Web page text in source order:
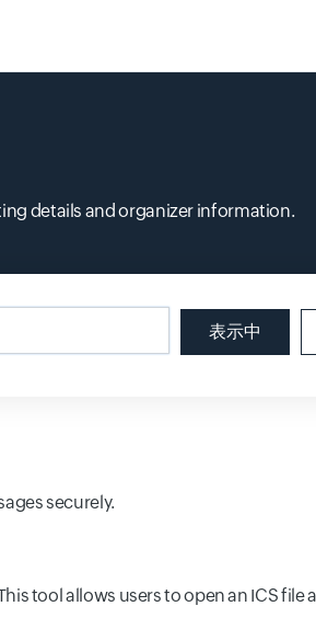
details and organizer information.
表示中
securely.
tool allows users to open an ICS file